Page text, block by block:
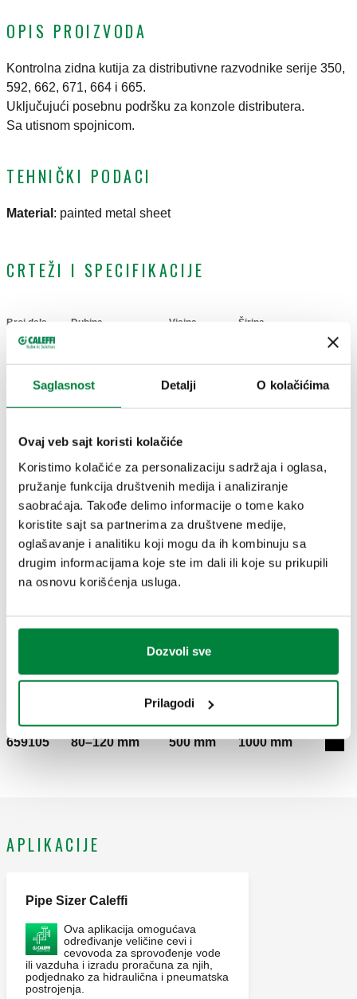
Saglasnost Detalji O kolačićima
Ovaj veb sajt koristi kolačiće
Koristimo kolačiće za personalizaciju sadržaja i oglasa,
pružanje funkcija društvenih medija i analiziranje
saobraćaja. Takođe delimo informacije o tome kako
koristite sajt sa partnerima za društvene medije,
oglašavanje i analitiku koji mogu da ih kombinuju sa
drugim informacijama koje ste im dali ili koje su prikupili
na osnovu korišćenja usluga.
Dozvoli sve
Prilagodi
OPIS PROIZVODA
Kontrolna zidna kutija za distributivne razvodnike serije 350,
592, 662, 671, 664 i 665.
Uključujući posebnu podršku za konzole distributera.
Sa utisnom spojnicom.
TEHNIČKI PODACI
Material : painted metal sheet
CRTEŽI I SPECIFIKACIJE
Broj dela Dubina Visina Širina
659045 500 mm 400 mm
Tekst tendera Prikaži Kopiraj
Kontrolna zidna kutija za distributivne razvodnike serije
350, 592, 662, 671, 664 i 665. Uključujući posebnu
podršku za konzole distributera. Sa utisnom spojnicom.
Dubina: 80–120 mm. Visina: 500 mm. Širina: 400 mm.
SCIP code
CODICE IN FASE DI ANALISI
Prikaži Kopiraj
659065 80–120 mm 500 mm 600 mm
659085 80–120 mm 500 mm 800 mm
659105 80–120 mm 500 mm 1000 mm
APLIKACIJE
Pipe Sizer Caleffi
Ova aplikacija omogućava
određivanje veličine cevi i
cevovoda za sprovođenje vode
ili vazduha i izradu proračuna za njih,
podjednako za hidraulična i pneumatska
postrojenja.